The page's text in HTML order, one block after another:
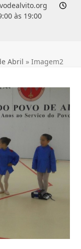
às 19:00
Abril »Imagem2